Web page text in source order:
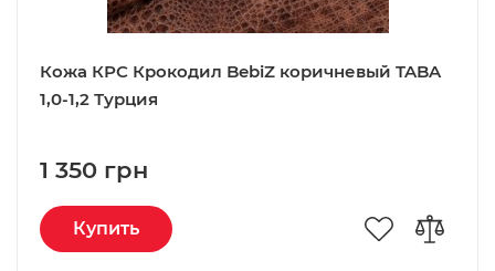
Кожа КРС Крокодил BebiZ коричневый TABA
1,0-1,2 Турция
1 350 грн
Купить